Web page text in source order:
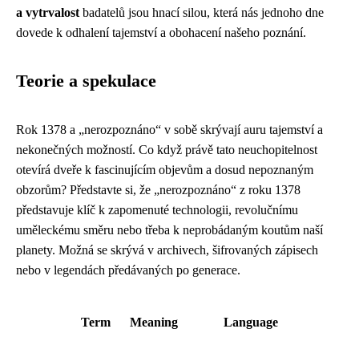
a vytrvalost badatelů jsou hnací silou, která nás jednoho dne
dovede k odhalení tajemství a obohacení našeho poznání.
Teorie a spekulace
Rok 1378 a „nerozpoznáno“ v sobě skrývají auru tajemství a
nekonečných možností. Co když právě tato neuchopitelnost
otevírá dveře k fascinujícím objevům a dosud nepoznaným
obzorům? Představte si, že „nerozpoznáno“ z roku 1378
představuje klíč k zapomenuté technologii, revolučnímu
uměleckému směru nebo třeba k neprobádaným koutům naší
planety. Možná se skrývá v archivech, šifrovaných zápisech
nebo v legendách předávaných po generace.
Term Meaning Language